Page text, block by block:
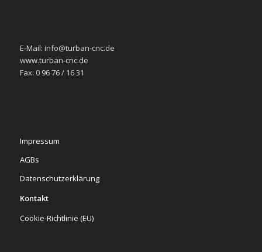
E-Mail: info@turban-cnc.de
www.turban-cnc.de
Fax: 0 96 76 / 16 31
Impressum
AGBs
Datenschutzerklärung
Kontakt
Cookie-Richtlinie (EU)